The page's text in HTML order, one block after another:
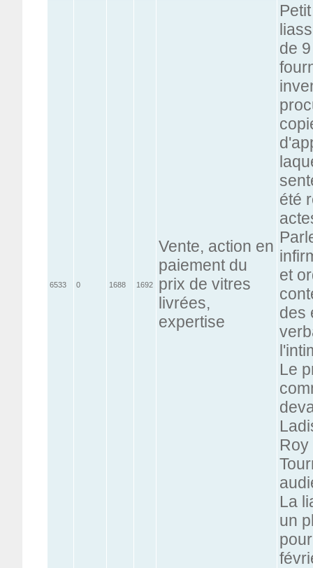
6533 0 1688 1692
Vente, action en
paiement du
prix de vitres
livrées,
expertise
de
été
et
des
Le
La
un